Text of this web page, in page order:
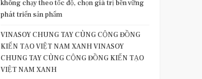
không chạy theo tốc độ, chọn giá trị bền vững
phát triển sản phẩm
VINASOY CHUNG TAY CÙNG CỘNG ĐỒNG
KIẾN TẠO VIỆT NAM XANH VINASOY
CHUNG TAY CÙNG CỘNG ĐỒNG KIẾN TẠO
VIỆT NAM XANH